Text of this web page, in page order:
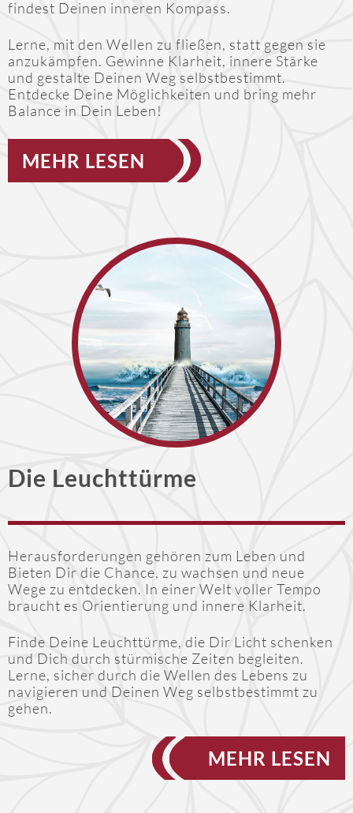
findest Deinen inneren Kompass.
Lerne, mit den Wellen zu fließen, statt gegen sie
anzukämpfen. Gewinne Klarheit, innere Stärke
und gestalte Deinen Weg selbstbestimmt.
Entdecke Deine Möglichkeiten und bring mehr
Balance in Dein Leben!
MEHR LESEN
Die Leuchttürme
Herausforderungen gehören zum Leben und
Bieten Dir die Chance, zu wachsen und neue
Wege zu entdecken. In einer Welt voller Tempo
braucht es Orientierung und innere Klarheit.
Finde Deine Leuchttürme, die Dir Licht schenken
und Dich durch stürmische Zeiten begleiten.
Lerne, sicher durch die Wellen des Lebens zu
navigieren und Deinen Weg selbstbestimmt zu
gehen.
MEHR LESEN